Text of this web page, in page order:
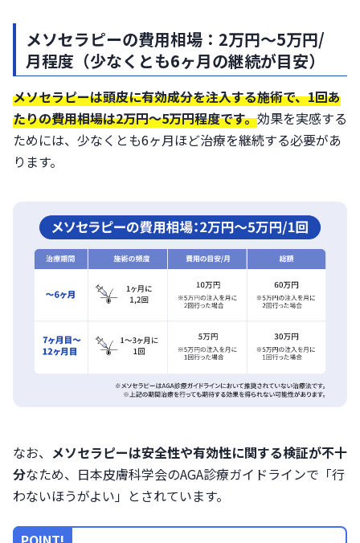
メソセラピーの費用相場：2万円～5万円/
月程度（少なくとも6ヶ月の継続が目安）
メソセラピーは頭皮に有効成分を注入する施術で、1回あ
たりの費用相場は2万円〜5万円程度です。効果を実感する
ためには、少なくとも6ヶ月ほど治療を継続する必要があ
ります。
なお、 メソセラピーは安全性や有効性に関する検証が不十
分なため、日本皮膚科学会のAGA診療ガイドラインで「行
わないほうがよい」とされています。